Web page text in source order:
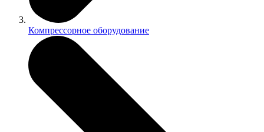
Компрессорное оборудование